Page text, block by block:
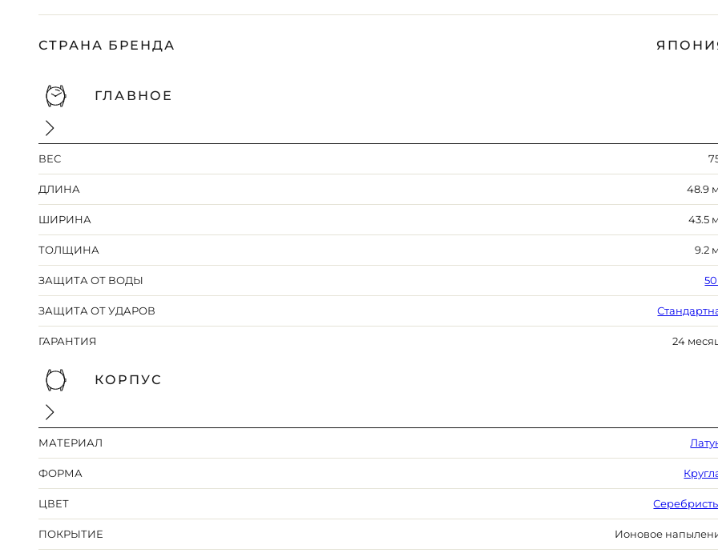
СТРАНА БРЕНДА
ГЛАВНОЕ
ВЕС
ДЛИНА 48.9
ШИРИНА 43.5
ТОЛЩИНА 9.2
ЗАЩИТА ОТ ВОДЫ
ЗАЩИТА ОТ УДАРОВ
ГАРАНТИЯ 24
КОРПУС
МАТЕРИАЛ
ФОРМА
ЦВЕТ
ПОКРЫТИЕ Ионовое